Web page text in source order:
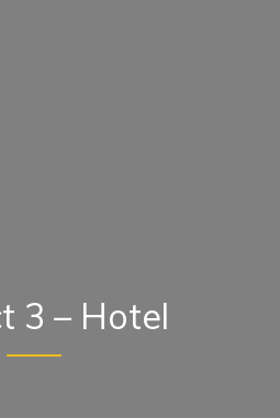
3 – Hotel